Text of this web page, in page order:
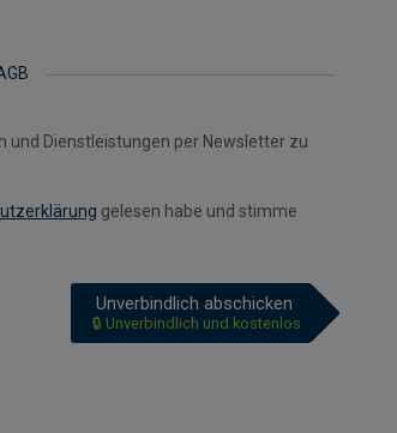
und Dienstleistungen per Newsletter zu
gelesen habe und stimme
Unverbindlich abschicken
🔒 Unverbindlich und kostenlos